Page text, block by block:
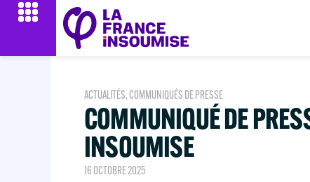
ACTUALITÉS, COMMUNIQUÉS DE PRESSE
COMMUNIQUÉ DE
INSOUMISE
16 OCTOBRE 2025